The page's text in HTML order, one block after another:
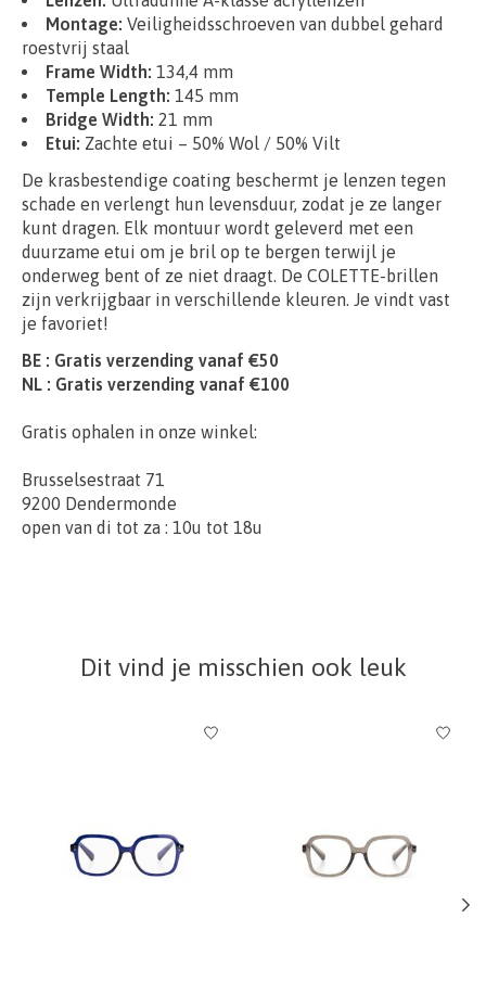
Montage: Veiligheidsschroeven van dubbel gehard
roestvrij staal
Frame Width: 134,4 mm
Temple Length: 145 mm
Bridge Width: 21 mm
Etui: Zachte etui – 50% Wol / 50% Vilt
De krasbestendige coating beschermt je lenzen tegen
schade en verlengt hun levensduur, zodat je ze langer
kunt dragen. Elk montuur wordt geleverd met een
duurzame etui om je bril op te bergen terwijl je
onderweg bent of ze niet draagt. De COLETTE-brillen
zijn verkrijgbaar in verschillende kleuren. Je vindt vast
je favoriet!
BE : Gratis verzending vanaf €50
NL : Gratis verzending vanaf €100
Gratis ophalen in onze winkel:
Brusselsestraat 71
9200 Dendermonde
open van di tot za : 10u tot 18u
Dit vind je misschien ook leuk
Items van productcarrousel